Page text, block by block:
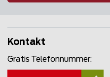
Kontakt
Gratis Telefonnummer: